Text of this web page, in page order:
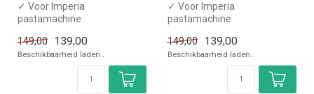
✓ Voor Imperia
pastamachine
149,00
139,00
Beschikbaarheid laden..
✓ Voor Imperia
pastamachine
149,00
139,00
Beschikbaarheid laden..